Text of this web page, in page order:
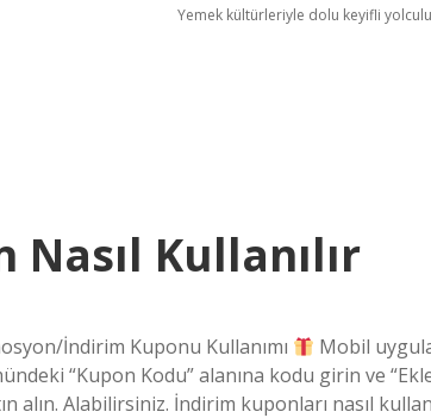
Yemek kültürleriyle dolu keyifli
Kullanılır
İndirim Kuponu Kullanımı
Mobil
“Kupon Kodu” alanına kodu girin ve
alın. Alabilirsiniz. İndirim kuponları nasıl